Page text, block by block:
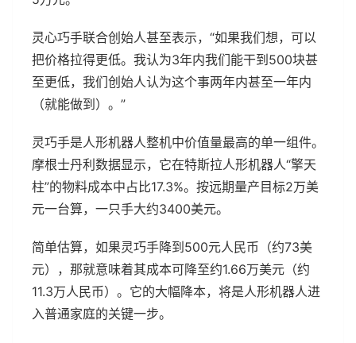
灵心巧手联合创始人甚至表示，“如果我们想，可以
把价格拉得更低。我认为3年内我们能干到500块甚
至更低，我们创始人认为这个事两年内甚至一年内
（就能做到）。”
灵巧手是人形机器人整机中价值量最高的单一组件。
摩根士丹利数据显示，它在特斯拉人形机器人“擎天
柱”的物料成本中占比17.3%。按远期量产目标2万美
元一台算，一只手大约3400美元。
简单估算，如果灵巧手降到500元人民币（约73美
元），那就意味着其成本可降至约1.66万美元（约
11.3万人民币）。它的大幅降本，将是人形机器人进
入普通家庭的关键一步。